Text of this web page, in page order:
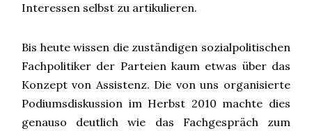
Interessen selbst zu artikulieren.
Bis heute wissen die zuständigen sozialpolitischen
Fachpolitiker der Parteien kaum etwas über das
Konzept von Assistenz. Die von uns organisierte
Podiumsdiskussion im Herbst 2010 machte dies
genauso deutlich wie das Fachgespräch zum